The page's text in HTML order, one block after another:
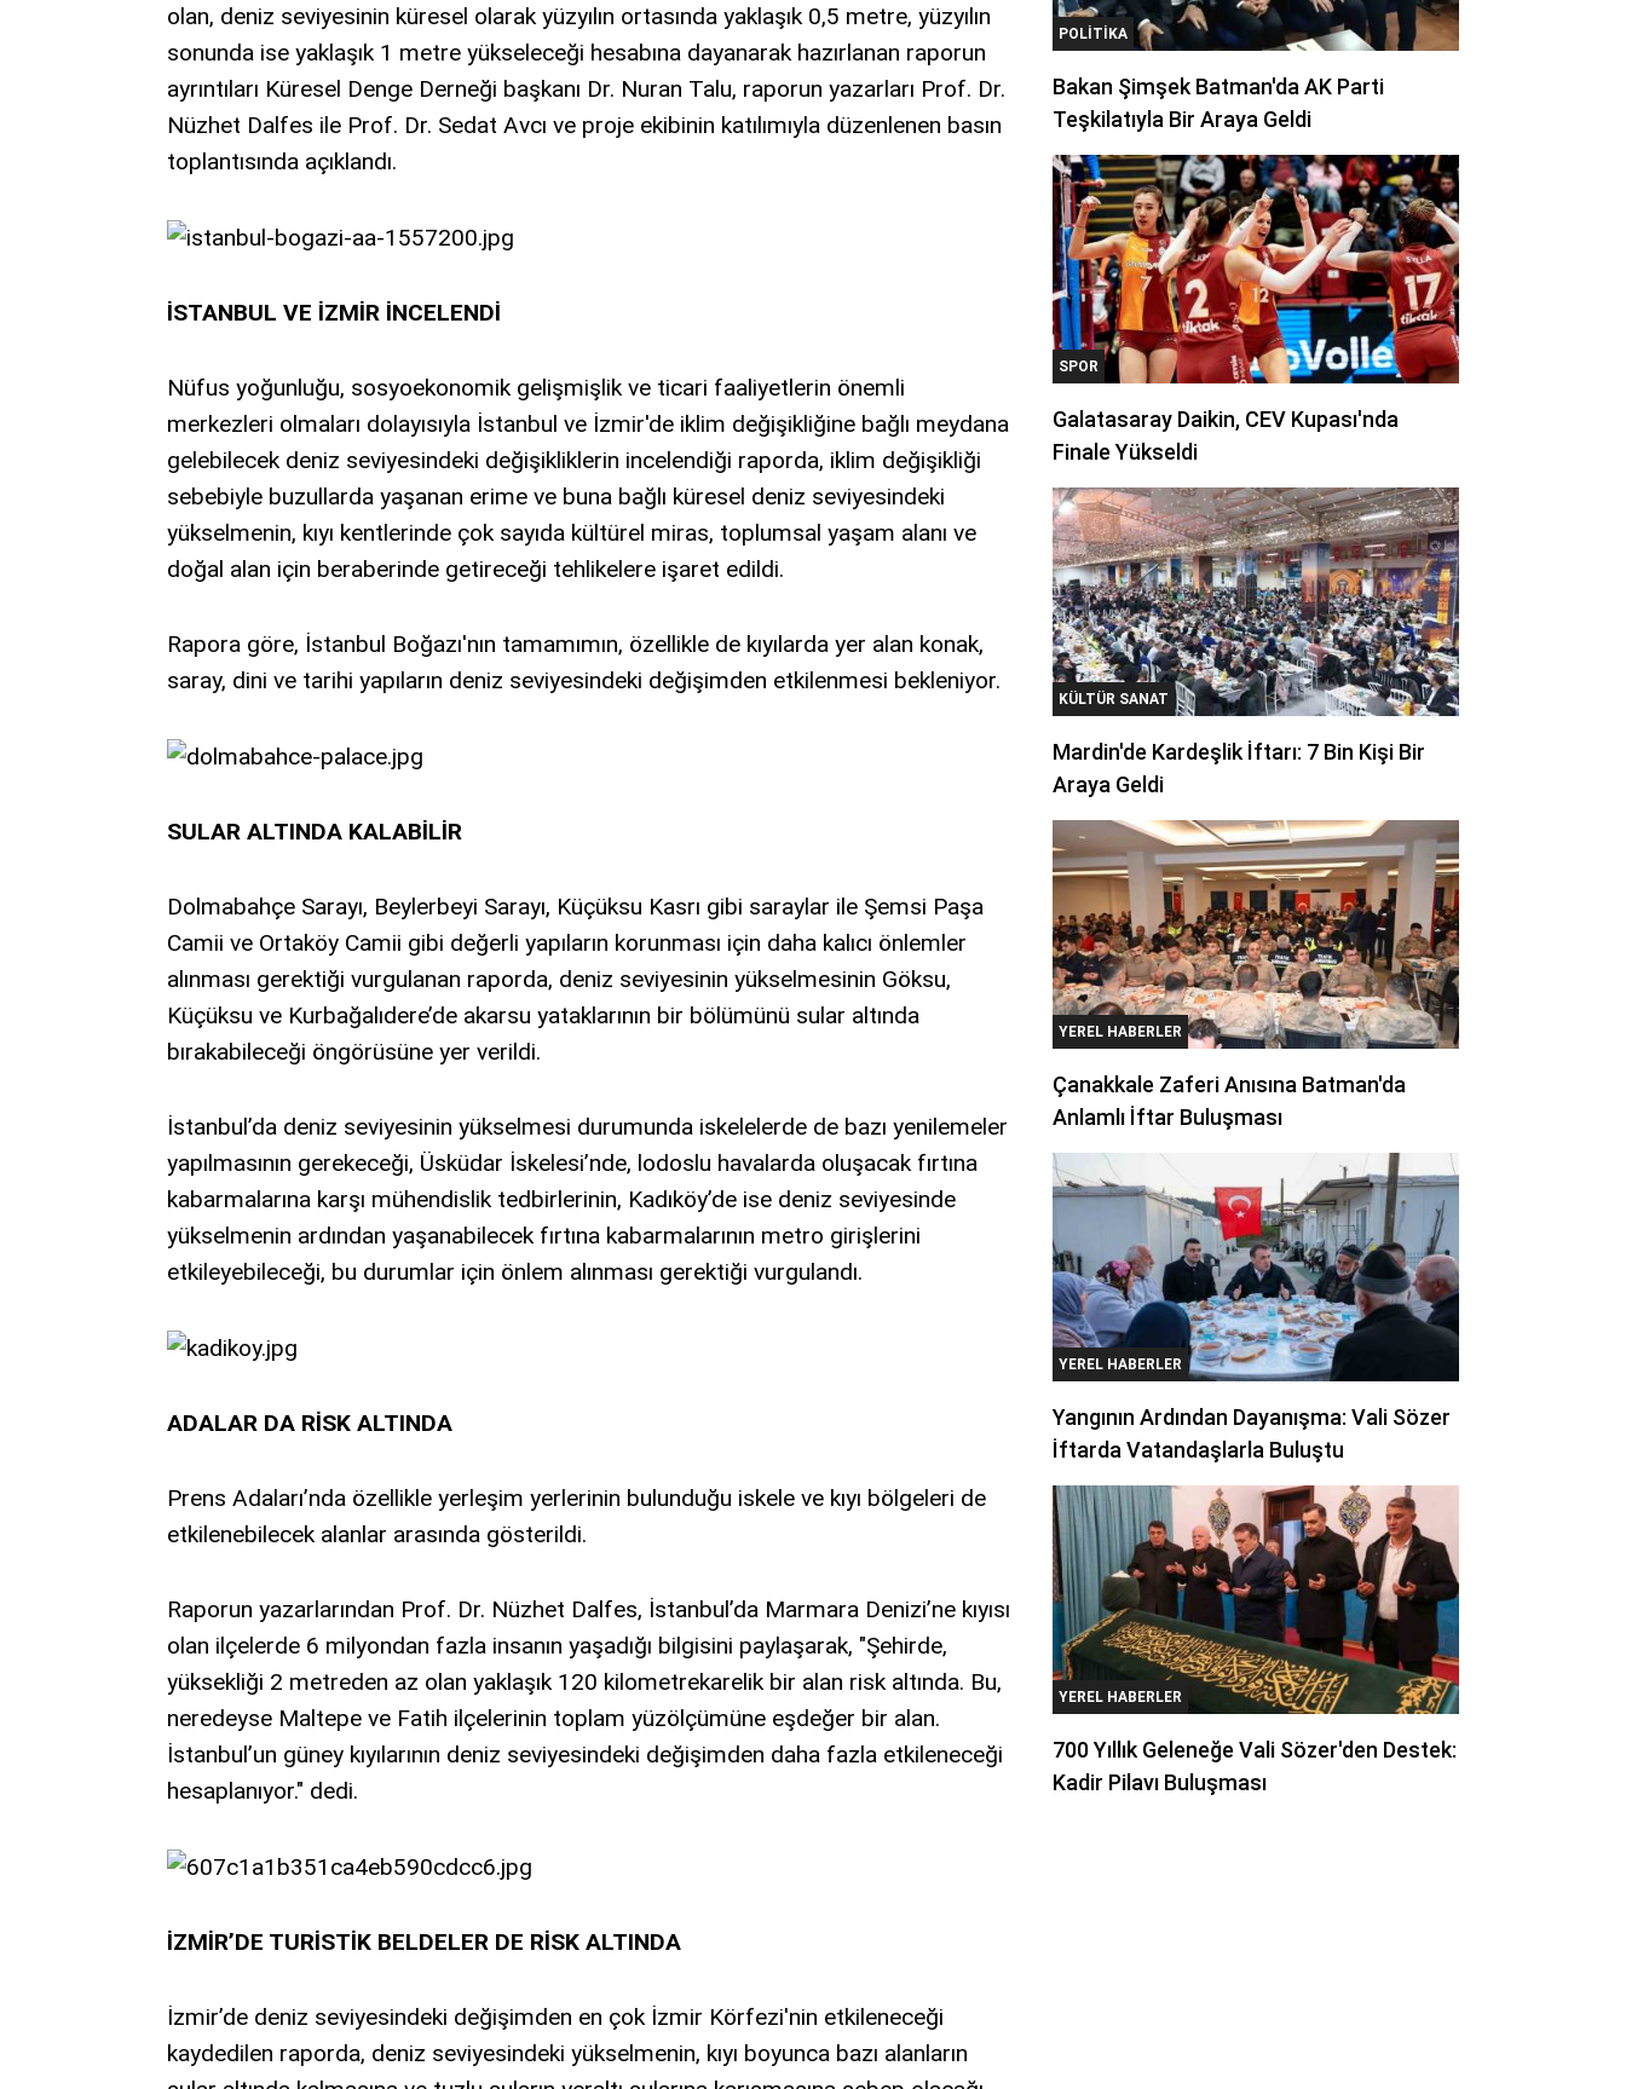
olan, deniz seviyesinin küresel olarak yüzyılın ortasında yaklaşık 0,5 metre, yüzyılın
sonunda ise yaklaşık 1 metre yükseleceği hesabına dayanarak hazırlanan raporun
ayrıntıları Küresel Denge Derneği başkanı Dr. Nuran Talu, raporun yazarları Prof. Dr.
Nüzhet Dalfes ile Prof. Dr. Sedat Avcı ve proje ekibinin katılımıyla düzenlenen basın
toplantısında açıklandı.
İSTANBUL VE İZMİR İNCELENDİ
Nüfus yoğunluğu, sosyoekonomik gelişmişlik ve ticari faaliyetlerin önemli
merkezleri olmaları dolayısıyla İstanbul ve İzmir'de iklim değişikliğine bağlı meydana
gelebilecek deniz seviyesindeki değişikliklerin incelendiği raporda, iklim değişikliği
sebebiyle buzullarda yaşanan erime ve buna bağlı küresel deniz seviyesindeki
yükselmenin, kıyı kentlerinde çok sayıda kültürel miras, toplumsal yaşam alanı ve
doğal alan için beraberinde getireceği tehlikelere işaret edildi.
Rapora göre, İstanbul Boğazı'nın tamamımın, özellikle de kıyılarda yer alan konak,
saray, dini ve tarihi yapıların deniz seviyesindeki değişimden etkilenmesi bekleniyor.
SULAR ALTINDA KALABİLİR
Dolmabahçe Sarayı, Beylerbeyi Sarayı, Küçüksu Kasrı gibi saraylar ile Şemsi Paşa
Camii ve Ortaköy Camii gibi değerli yapıların korunması için daha kalıcı önlemler
alınması gerektiği vurgulanan raporda, deniz seviyesinin yükselmesinin Göksu,
Küçüksu ve Kurbağalıdere’de akarsu yataklarının bir bölümünü sular altında
bırakabileceği öngörüsüne yer verildi.
İstanbul’da deniz seviyesinin yükselmesi durumunda iskelelerde de bazı yenilemeler
yapılmasının gerekeceği, Üsküdar İskelesi’nde, lodoslu havalarda oluşacak fırtına
kabarmalarına karşı mühendislik tedbirlerinin, Kadıköy’de ise deniz seviyesinde
yükselmenin ardından yaşanabilecek fırtına kabarmalarının metro girişlerini
etkileyebileceği, bu durumlar için önlem alınması gerektiği vurgulandı.
ADALAR DA RİSK ALTINDA
Prens Adaları’nda özellikle yerleşim yerlerinin bulunduğu iskele ve kıyı bölgeleri de
etkilenebilecek alanlar arasında gösterildi.
Raporun yazarlarından Prof. Dr. Nüzhet Dalfes, İstanbul’da Marmara Denizi’ne kıyısı
olan ilçelerde 6 milyondan fazla insanın yaşadığı bilgisini paylaşarak, "Şehirde,
yüksekliği 2 metreden az olan yaklaşık 120 kilometrekarelik bir alan risk altında. Bu,
neredeyse Maltepe ve Fatih ilçelerinin toplam yüzölçümüne eşdeğer bir alan.
İstanbul’un güney kıyılarının deniz seviyesindeki değişimden daha fazla etkileneceği
hesaplanıyor." dedi.
İZMİR’DE TURİSTİK BELDELER DE RİSK ALTINDA
İzmir’de deniz seviyesindeki değişimden en çok İzmir Körfezi'nin etkileneceği
kaydedilen raporda, deniz seviyesindeki yükselmenin, kıyı boyunca bazı alanların
POLITIKA
Bakan Şimşek Batman'da AK Parti
Teşkilatıyla Bir Araya Geldi
SPOR
Galatasaray Daikin, CEV Kupası'nda
Finale Yükseldi
KÜLTÜR SANAT
Mardin'de Kardeşlik İftarı: 7 Bin Kişi Bir
Araya Geldi
YEREL HABERLER
Çanakkale Zaferi Anısına Batman'da
Anlamlı İftar Buluşması
YEREL HABERLER
Yangının Ardından Dayanışma: Vali Sözer
İftarda Vatandaşlarla Buluştu
YEREL HABERLER
700 Yıllık Geleneğe Vali Sözer'den Destek:
Kadir Pilavı Buluşması